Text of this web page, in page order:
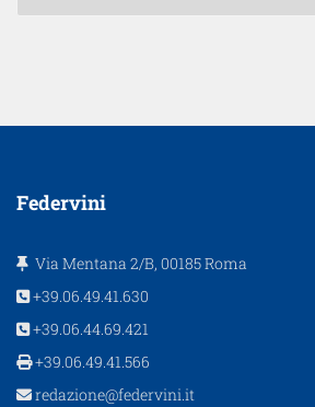
Federvini
Via Mentana 2/B, 00185 Roma
+39.06.49.41.630
+39.06.44.69.421
+39.06.49.41.566
redazione@federvini.it